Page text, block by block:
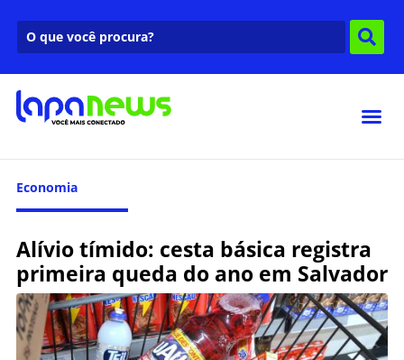
Economia
Alívio tímido: cesta básica registra
primeira queda do ano em Salvador